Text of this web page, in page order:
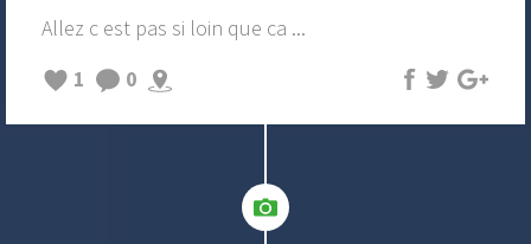
Allez c est pas si loin que ca ...
1
0